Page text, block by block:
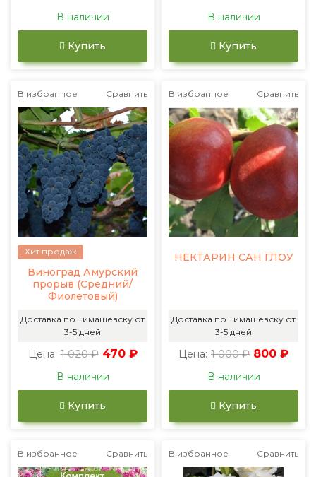
В наличии
Купить
В наличии
Купить
В избранное Сравнить
Хит продаж
Виноград Амурский
прорыв (Средний/
Фиолетовый)
Доставка по Тимашевску от
3-5 дней
Цена: 1 020 ₽ 470 ₽
В наличии
Купить
В избранное Сравнить
НЕКТАРИН САН ГЛОУ
Доставка по Тимашевску от
3-5 дней
Цена: 1 000 ₽ 800 ₽
В наличии
Купить
В избранное Сравнить В избранное Сравнить